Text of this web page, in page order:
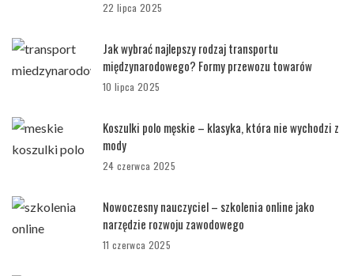
22 lipca 2025
Jak wybrać najlepszy rodzaj transportu
międzynarodowego? Formy przewozu towarów
10 lipca 2025
Koszulki polo męskie – klasyka, która nie wychodzi z
mody
24 czerwca 2025
Nowoczesny nauczyciel – szkolenia online jako
narzędzie rozwoju zawodowego
11 czerwca 2025